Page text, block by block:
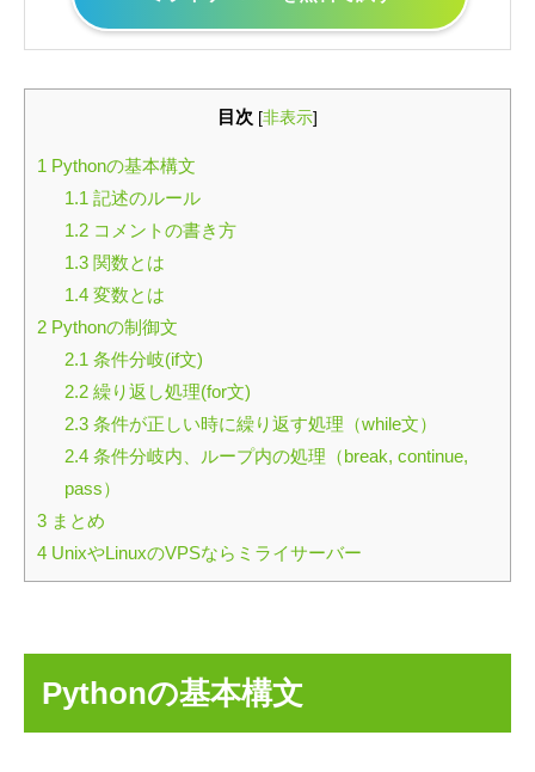
目次 [非表示]
1 Pythonの基本構文
1.1 記述のルール
1.2コメントの書き方
1.3関数とは
1.4変数とは
2 Pythonの制御文
2.1 条件分岐(if文)
2.2繰り返し処理(for文)
2.3条件が正しい時に繰り返す処理（while文）
2.4条件分岐内、ループ内の処理（break, continue,
pass）
3 まとめ
4 UnixやLinuxのVPSならミライサーバー
Pythonの基本構文